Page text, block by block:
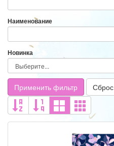
Наименование
Новинка
Применить фильтр Сброс